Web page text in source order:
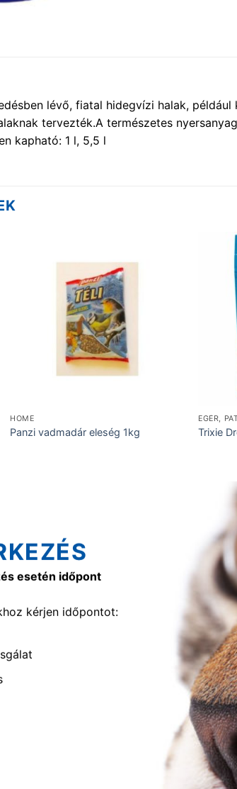
lévő, fiatal hidegvízi halak,
tervezték.A természetes
kapható: 1 l, 5,5 l
HOME
Panzi vadmadár eleség 1kg
EGÉR,
Trixie
esetén időpont
kérjen időpontot: